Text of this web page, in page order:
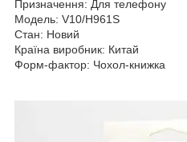
Призначення: Для телефону
Модель: V10/H961S
Стан: Новий
Країна виробник: Китай
Форм-фактор: Чохол-книжка